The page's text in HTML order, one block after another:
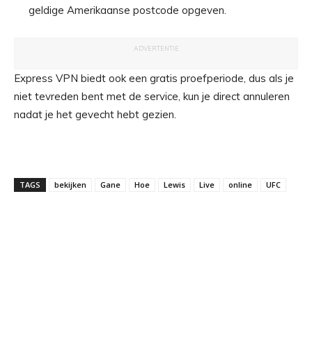
geldige Amerikaanse postcode opgeven.
ADVERTENTIE
Express VPN biedt ook een gratis proefperiode, dus als je
niet tevreden bent met de service, kun je direct annuleren
nadat je het gevecht hebt gezien.
TAGS bekijken Gane Hoe Lewis Live online UFC